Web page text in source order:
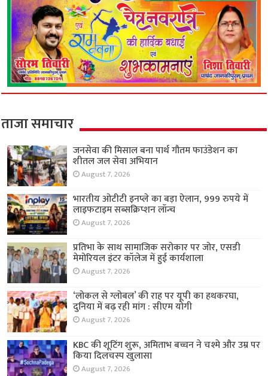
ताजा समाचार
जनसेवा की मिसाल बना पार्थ गौतम फाउंडेशन का
शीतल जल सेवा अभियान
August 7, 2026
भारतीय ओटीटी इनप्ले का बड़ा ऐलान, 999 रुपये में
लाइफटाइम सब्सक्रिप्शन लॉन्च
August 7, 2026
प्रतिभा के साथ सामाजिक सरोकार पर जोर, एसडी
मेमोरियल इंटर कॉलेज में हुई कार्यशाला
August 7, 2026
‘लोकल से ग्लोबल’ की राह पर यूपी का हथकरघा,
दुनिया में बढ़ रही मांग : सीएम योगी
August 7, 2026
KBC की शूटिंग शुरू, अमिताभ बच्चन ने चश्मे और उम्र पर
किया दिलचस्प खुलासा
August 7, 2026